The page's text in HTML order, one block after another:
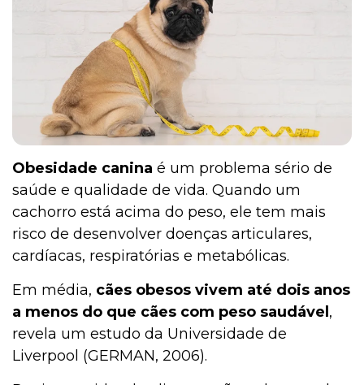
Higiene
Saúde
Obesidade canina é um problema sério de
saúde e qualidade de vida. Quando um
cachorro está acima do peso, ele tem mais
risco de desenvolver doenças articulares,
cardíacas, respiratórias e metabólicas.
Em média, cães obesos vivem até dois anos
a menos do que cães com peso saudável ,
revela um estudo da Universidade de
Liverpool (GERMAN, 2006).